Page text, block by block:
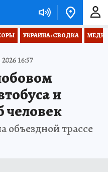
УКРАИНА: СВОДКА
16:57
и
человек
объездной трассе